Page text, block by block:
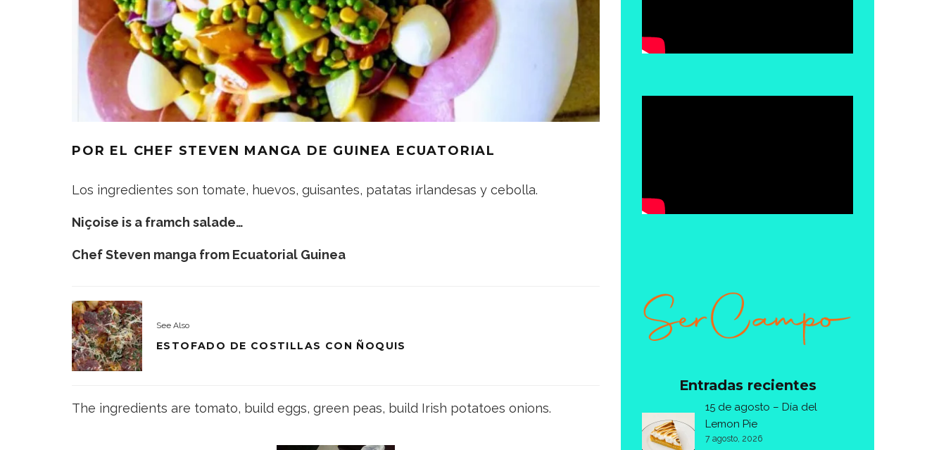
POR EL CHEF STEVEN MANGA DE GUINEA ECUATORIAL
Los ingredientes son tomate, huevos, guisantes, patatas irlandesas y cebolla.
Niçoise is a framch salade…
Chef Steven manga from Ecuatorial Guinea
See Also
ESTOFADO DE COSTILLAS CON ÑOQUIS
The ingredients are tomato, build eggs, green peas, build Irish potatoes onions.
Entradas recientes
15 de agosto – Día del
Lemon Pie
7 agosto, 2026